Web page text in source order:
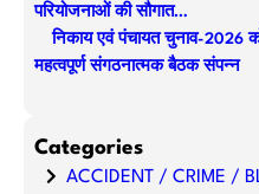
परियोजनाओं की सौगात…
निकाय एवं पंचायत चुनाव-2026
महत्वपूर्ण संगठनात्मक बैठक संपन्न
Categories
ACCIDENT / CRIME /